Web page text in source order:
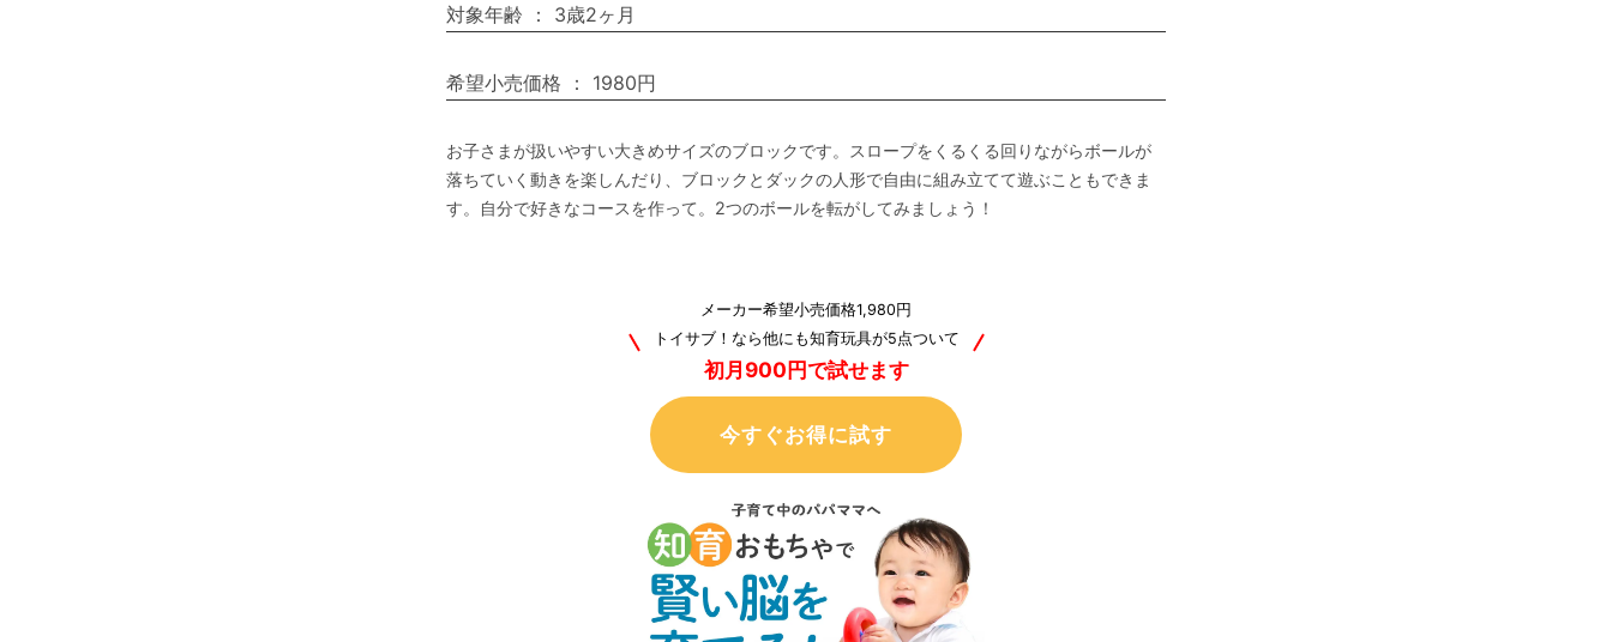
対象年齢 ： 3歳2ヶ月
希望小売価格 ： 1980円
お子さまが扱いやすい大きめサイズのブロックです。スロープをくるくる回りながらボールが
落ちていく動きを楽しんだり、ブロックとダックの人形で自由に組み立てて遊ぶこともできま
す。自分で好きなコースを作って。2つのボールを転がしてみましょう！
メーカー希望小売価格1,980円
トイサブ！なら他にも知育玩具が5点ついて
初月900円で試せます
今すぐお得に試す